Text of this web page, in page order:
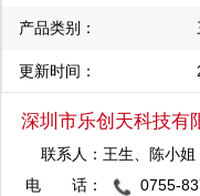
产品类别：
更新时间：
深圳市乐创天科技有
联系人： 王生、陈小姐
电 话：
0755-